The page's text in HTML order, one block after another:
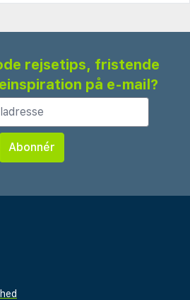
rejsetips, fristende
på e-mail?